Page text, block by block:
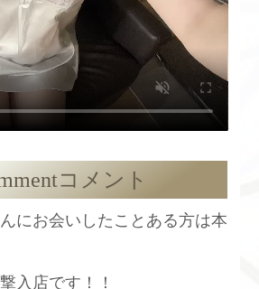
コメント
にお会いしたことある方は本
入店です！！